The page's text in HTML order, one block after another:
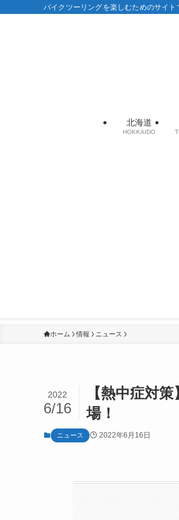
バイクツーリングを楽しむためのサイ
北海道
HOKKAIDO
ホーム 情報 ニュース
【熱中症対
場！
2022
6/16
ニュース 2022年6月16日